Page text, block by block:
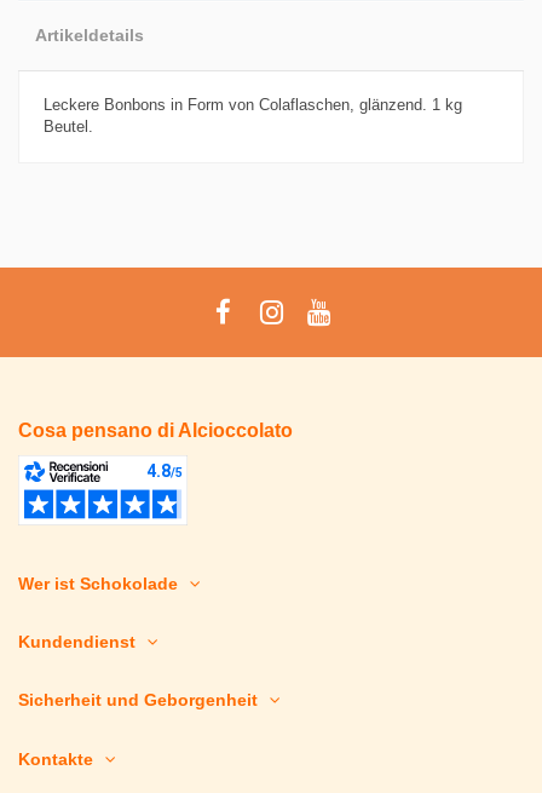
Artikeldetails
Leckere Bonbons in Form von Colaflaschen, glänzend. 1 kg
Beutel.
Cosa pensano di Alcioccolato
Wer ist Schokolade
Kundendienst
Sicherheit und Geborgenheit
Kontakte